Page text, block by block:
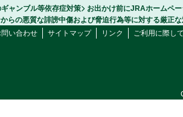
ャンブル等依存症対策
お出かけ前にJRAホームペ
らの悪質な誹謗中傷および脅迫行為等に対する厳正
問い合わせ
サイトマップ リンク ご利用に際し